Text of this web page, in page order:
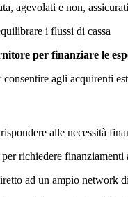
agevolati e non,
i flussi di cassa
per finanziare le
consentire agli acquirenti
alle necessità
per richiedere
ad un ampio network